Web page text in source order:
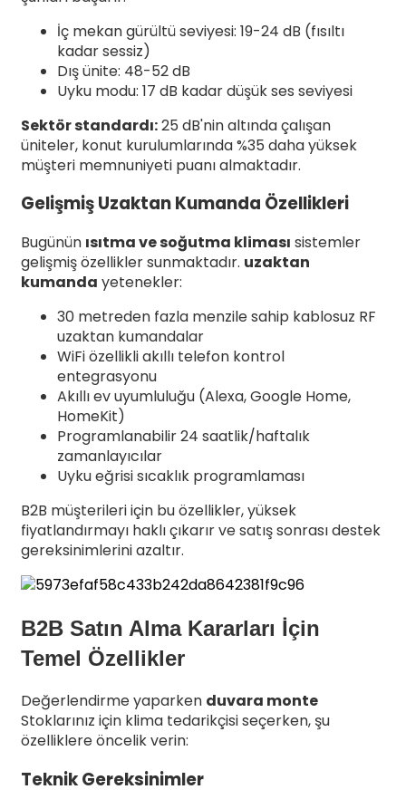
İç mekan gürültü seviyesi: 19-24 dB (fısıltı
kadar sessiz)
Dış ünite: 48-52 dB
Uyku modu: 17 dB kadar düşük ses seviyesi
Sektör standardı:25 dB'nin altında çalışan
üniteler, konut kurulumlarında %35 daha yüksek
müşteri memnuniyeti puanı almaktadır.
Gelişmiş Uzaktan Kumanda Özellikleri
Bugünün ısıtma ve soğutma kliması sistemler
gelişmiş özellikler sunmaktadır. uzaktan
kumanda yetenekler:
30 metreden fazla menzile sahip kablosuz RF
uzaktan kumandalar
WiFi özellikli akıllı telefon kontrol
entegrasyonu
Akıllı ev uyumluluğu (Alexa, Google Home,
HomeKit)
Programlanabilir 24 saatlik/haftalık
zamanlayıcılar
Uyku eğrisi sıcaklık programlaması
B2B müşterileri için bu özellikler, yüksek
fiyatlandırmayı haklı çıkarır ve satış sonrası destek
gereksinimlerini azaltır.
B2B Satın Alma Kararları İçin
Temel Özellikler
Değerlendirme yaparken duvara monte
Stoklarınız için klima tedarikçisi seçerken, şu
özelliklere öncelik verin:
Teknik Gereksinimler